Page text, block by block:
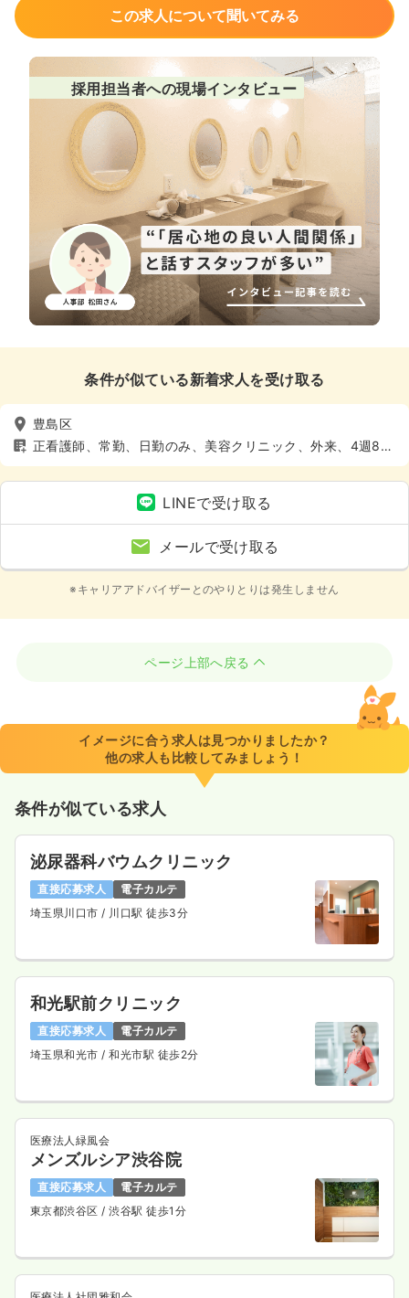
この求人について聞いてみる
採用担当者への現場インタビュー
条件が似ている新着求人を受け取る
豊島区
正看護師、常勤、日勤のみ、美容クリニック、外来、4週8休
以上
LINEで受け取る
メールで受け取る
※キャリアアドバイザーとのやりとりは発生しません
ページ上部へ戻る
イメージに合う求人は見つかりましたか？
他の求人も比較してみましょう！
条件が似ている求人
泌尿器科バウムクリニック
直接応募求人
電子カルテ
埼玉県川口市/ 川口駅 徒歩3分
和光駅前クリニック
直接応募求人
電子カルテ
埼玉県和光市/ 和光市駅 徒歩2分
医療法人緑風会
メンズルシア渋谷院
直接応募求人
電子カルテ
東京都渋谷区/ 渋谷駅 徒歩1分